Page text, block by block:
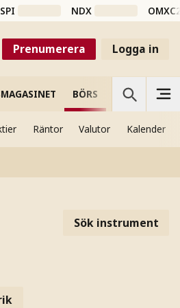
NDX
Prenumerera Logga in
BÖRS VETENSKAP
Räntor Valutor Kalender
Sök instrument